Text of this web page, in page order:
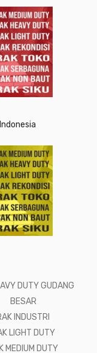
DUTY GUDANG
BESAR
INDUSTRI
LIGHT DUTY
MEDIUM DUTY